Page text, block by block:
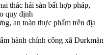
thác hải sản bất hợp pháp,
quy định
an toàn thực phẩm trên địa
hành chính công xã Durkmăn